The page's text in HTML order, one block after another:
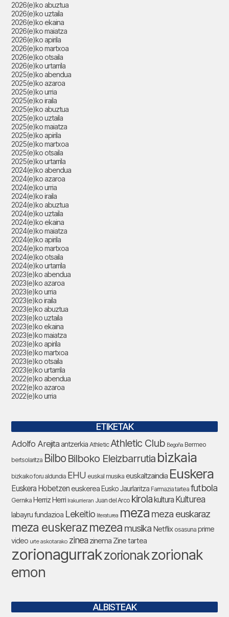
2026(e)ko abuztua
2026(e)ko uztaila
2026(e)ko ekaina
2026(e)ko maiatza
2026(e)ko apirila
2026(e)ko martxoa
2026(e)ko otsaila
2026(e)ko urtarrila
2025(e)ko abendua
2025(e)ko azaroa
2025(e)ko urria
2025(e)ko iraila
2025(e)ko abuztua
2025(e)ko uztaila
2025(e)ko maiatza
2025(e)ko apirila
2025(e)ko martxoa
2025(e)ko otsaila
2025(e)ko urtarrila
2024(e)ko abendua
2024(e)ko azaroa
2024(e)ko urria
2024(e)ko iraila
2024(e)ko abuztua
2024(e)ko uztaila
2024(e)ko ekaina
2024(e)ko maiatza
2024(e)ko apirila
2024(e)ko martxoa
2024(e)ko otsaila
2024(e)ko urtarrila
2023(e)ko abendua
2023(e)ko azaroa
2023(e)ko urria
2023(e)ko iraila
2023(e)ko abuztua
2023(e)ko uztaila
2023(e)ko ekaina
2023(e)ko maiatza
2023(e)ko apirila
2023(e)ko martxoa
2023(e)ko otsaila
2023(e)ko urtarrila
2022(e)ko abendua
2022(e)ko azaroa
2022(e)ko urria
ETIKETAK
Adolfo Arejitaantzerkia Athletic Athletic Club Begoña Bermeo
bertsolaritza Bilbo Bilboko Eleizbarrutia bizkaia
bizkaiko foru aldundia EHU euskal musika euskaltzaindia Euskera
Euskera Hobetzeneuskerea Eusko Jaurlaritza Farmazia tartea futbola
Gernika Herriz Herri Irakurrieran Juan del Arco kirolakultura Kulturea
labayru fundazioa Lekeitio literaturea meza meza euskaraz
meza euskerazmezea musika Netflix osasuna prime
video urte askotarako zinea zinema Zine tartea
zorionagurrakzorionakzorionak
emon
ALBISTEAK